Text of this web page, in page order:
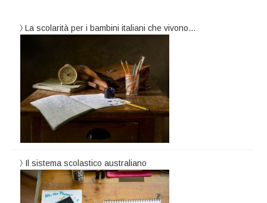
La scolarità per i bambini italiani che vivono…
Il sistema scolastico australiano